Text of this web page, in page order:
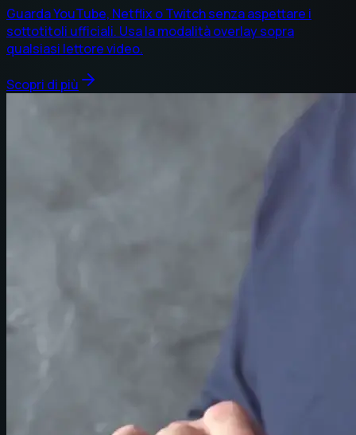
Guarda YouTube, Netflix o Twitch senza aspettare i
sottotitoli ufficiali. Usa la modalità overlay sopra
qualsiasi lettore video.
Scopri di più